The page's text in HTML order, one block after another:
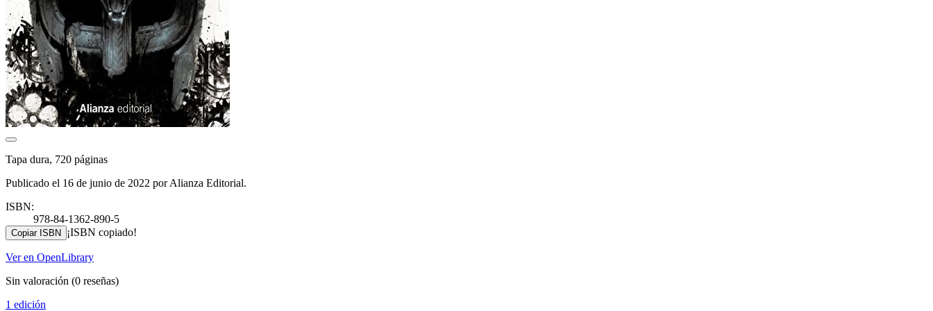
Tapa dura, 720 páginas
Publicado el 16 de junio de 2022 por Alianza Editorial.
ISBN:
978-84-1362-890-5
Copiar ISBN ¡ISBN copiado!
Ver en OpenLibrary
Sin valoración (0 reseñas)
1 edición